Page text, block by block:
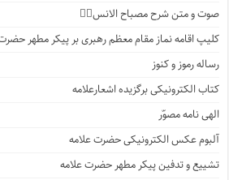
صوت و متن شرح مصباح الانس۸⃣
کلیپ اقامه نماز مقام معظم رهبری بر پیکر مطهر
رساله رموز و کنوز
کتاب الکترونیکی برگزیده اشعارعلامه
الهی نامه مصوّر
آلبوم عکس الکترونیکی حضرت علامه
تشییع و تدفین پیکر مطهر حضرت علامه